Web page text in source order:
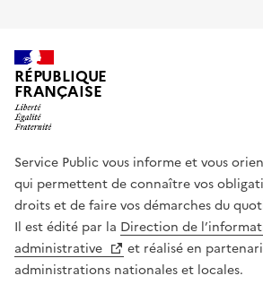
RÉPUBLIQUE
FRANÇAISE
Service Public vous informe et vous
qui permettent de connaître vos
droits et de faire vos démarches du
Il est édité par la Direction de
administrative
et réalisé en
administrations nationales et locales.